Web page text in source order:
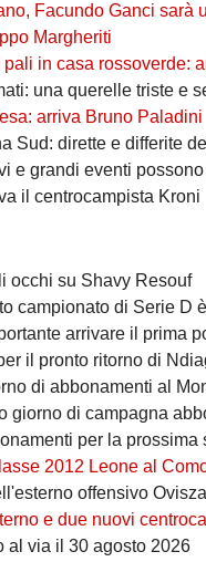
Ganci sarà un nuovo
Margheriti
rossoverde: arriva Victor
una querelle triste e senza
arriva Bruno Paladini
dirette e differite dei derby
eventi possono diventare
il centrocampista Kroni
occhi su Shavy Resouf
di Serie D è
il prima possibile alla
il pronto ritorno di
di abbonamenti al
di campagna
per la prossima
2012 Leone al
offensivo
e due nuovi
al via il 30 agosto 2026